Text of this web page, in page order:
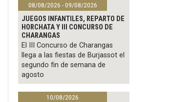
08/08/2026 - 09/08/2026
JUEGOS INFANTILES, REPARTO DE
HORCHATA Y III CONCURSO DE
CHARANGAS
El III Concurso de Charangas
llega a las fiestas de Burjassot el
segundo fin de semana de
agosto
10/08/2026